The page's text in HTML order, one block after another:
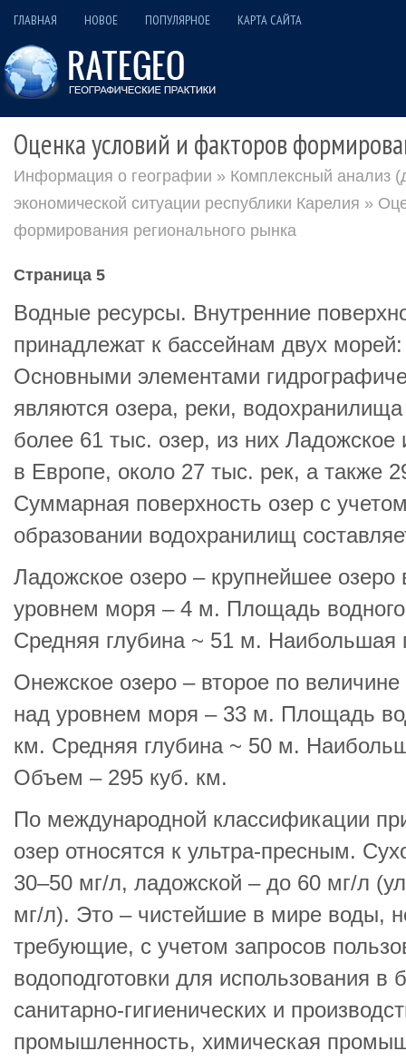
ГЛАВНАЯ НОВОЕ ПОПУЛЯРНОЕ КАРТА САЙТА
Оценка условий и факторов
Информация о географии » Комплексный анализ
экономической ситуации республики Карелия »
формирования регионального рынка
Страница 5
Водные ресурсы. Внутренние
принадлежат к бассейнам двух
Основными элементами
являются озера, реки,
более 61 тыс. озер, из них
в Европе, около 27 тыс. рек, а также
Суммарная поверхность озер с
образовании водохранилищ
Ладожское озеро – крупнейшее
уровнем моря – 4 м. Площадь
Средняя глубина ~ 51 м. Наибольшая
Онежское озеро – второе по
над уровнем моря – 33 м. Площадь
км. Средняя глубина ~ 50 м.
Объем – 295 куб. км.
По международной классификации
озер относятся к ультра-пресным.
30–50 мг/л, ладожской – до 60 мг/л
мг/л). Это – чистейшие в мире воды,
требующие, с учетом запросов
водоподготовки для использования
санитарно-гигиенических и
промышленность, химическая